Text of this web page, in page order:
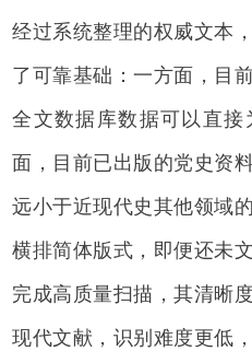
经过系统整理的权威文本
了可靠基础：一方面，目
全文数据库数据可以直
面，目前已出版的党史资
远小于近现代史其他领域
横排简体版式，即便还未
完成高质量扫描，其清晰
现代文献，识别难度更低